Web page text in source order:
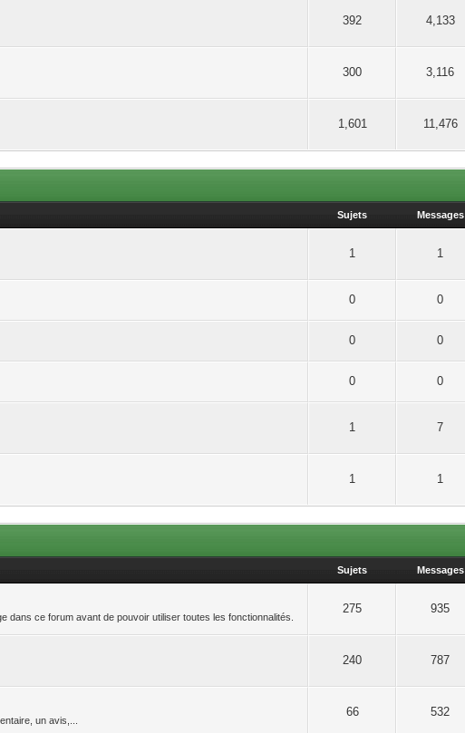
392 4,133
300 3,116
1,601 11,476
Sujets Messages
1 1
0 0
0 0
0 0
1 7
1 1
Sujets Messages
dans ce forum avant de pouvoir utiliser toutes les fonctionnalités.
275 935
240 787
un avis,...
66 532